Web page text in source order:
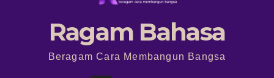
Ragam Bahasa
Beragam Cara Membangun Bangsa